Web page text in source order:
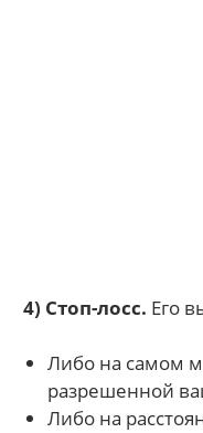
4) Стоп-лосс. Его
Либо на самом
разрешенной
Либо на